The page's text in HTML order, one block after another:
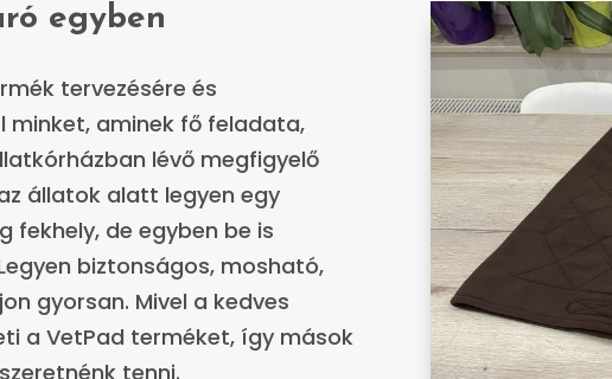
egyben
tervezésére és
minket, aminek fő feladata,
lévő megfigyelő
állatok alatt legyen egy
fekhely, de egyben be is
biztonságos, mosható,
gyorsan. Mivel a kedves
a VetPad terméket, így mások
tenni.